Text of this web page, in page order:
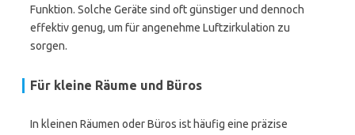
Funktion. Solche Geräte sind oft günstiger und dennoch
effektiv genug, um für angenehme Luftzirkulation zu
sorgen.
Für kleine Räume und Büros
In kleinen Räumen oder Büros ist häufig eine präzise